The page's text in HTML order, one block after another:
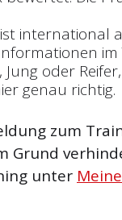
international
im
Jung oder
genau richtig.
zum
Grund
unter